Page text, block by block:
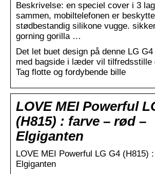
Beskrivelse: en speciel cover i 3
sammen, mobiltelefonen er
stødbestandig silikone vugge.
gorning gorilla …
Det let buet design på denne LG
med bagside i læder vil tilfredsstille
Tag flotte og fordybende bille
LOVE MEI Powerful
(H815) : farve – rød –
Elgiganten
LOVE MEI Powerful LG G4 (H815) :
Elgiganten